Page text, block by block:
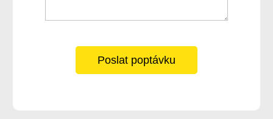
Poslat poptávku